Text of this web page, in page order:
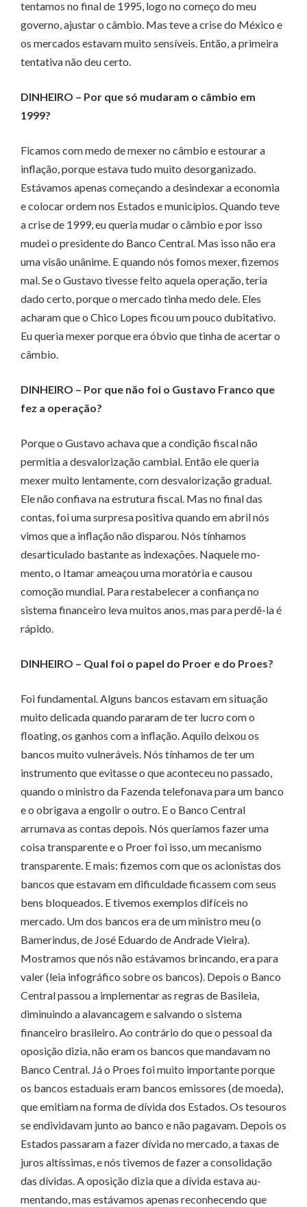
tentamos no final de 1995, logo no começo do meu
governo, ajustar o câmbio. Mas teve a crise do México e
os mercados estavam muito sensíveis. Então, a primeira
tentativa não deu certo.
DINHEIRO – Por que só mudaram o câmbio em
1999?
Ficamos com medo de mexer no câmbio e estourar a
inflação, porque estava tudo muito de­­sorganizado.
Estávamos a­­­­penas começando a desindexar a economia
e colocar ordem nos Estados e municípios. Quando teve
a crise de 1999, eu queria mudar o câmbio e por isso
mudei o presidente do Banco Central. Mas isso não era
uma visão unânime. E quando nós fomos mexer, fizemos
mal. Se o Gustavo tivesse feito aquela operação, teria
dado certo, porque o mercado tinha medo dele. Eles
acharam que o Chico Lopes ficou um pouco dubitativo.
Eu queria mexer porque era óbvio que tinha de acertar o
câmbio.
DINHEIRO – Por que não foi o Gustavo Franco que
fez a operação?
Porque o Gustavo achava que a condição fiscal não
permitia a desvalorização cambial. Então ele queria
mexer muito lentamente, com desvalorização gradual.
Ele não confiava na estrutura fiscal. Mas no final das
contas, foi uma surpresa positiva quando em abril nós
vimos que a inflação não disparou. Nós tínhamos
desarticulado bastante as indexações. Naquele mo­­
mento, o Itamar ameaçou uma moratória e causou
comoção mundial. Para restabelecer a confiança no
sistema fi­­nanceiro leva muitos anos, mas para perdê-la é
rápido.
DINHEIRO – Qual foi o papel do Proer e do Proes?
Foi fundamental. Alguns bancos estavam em situação
muito de­­licada quando pararam de ter lucro com o
floating, os ganhos com a inflação. Aquilo deixou os
bancos muito vulneráveis. Nós tínhamos de ter um
instrumento que evitasse o que aconteceu no passado,
quando o ministro da Fazenda telefonava para um banco
e o obrigava a engolir o outro. E o Banco Central
arrumava as contas depois. Nós queríamos fazer uma
coisa transparente e o Proer foi isso, um mecanismo
transparente. E mais: fizemos com que os acionistas dos
bancos que estavam em dificuldade ficassem com seus
bens bloqueados. E tivemos exemplos difíceis no
mercado. Um dos bancos era de um ministro meu (o
Bamerindus, de José Eduardo de Andrade Vieira).
Mostramos que nós não estávamos brincando, era para
valer (leia infográfico sobre os bancos). Depois o Banco
Central passou a implementar as regras de Basileia,
diminuindo a alavancagem e salvando o sistema
financeiro brasileiro. Ao contrário do que o pessoal da
oposição dizia, não eram os bancos que mandavam no
Banco Central. Já o Proes foi muito importante porque
os bancos estaduais eram bancos emissores (de moeda),
que emitiam na forma de dívida dos Estados. Os tesouros
se endividavam junto ao banco e não pagavam. Depois os
Estados passaram a fazer dívida no mercado, a taxas de
juros altíssimas, e nós tivemos de fazer a consolidação
das dívidas. A oposição dizia que a dívida estava au­­
mentando, mas estávamos apenas reconhecendo que